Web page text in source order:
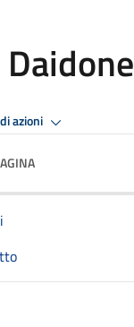
azioni